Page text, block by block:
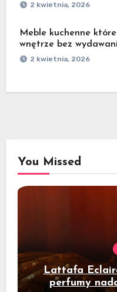
2 kwietnia, 2026
Meble kuchenne
wnętrze bez
2 kwietnia, 2026
You Missed
Lattafa
perfumy